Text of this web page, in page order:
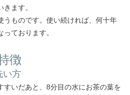
ます。
うものです。使い続ければ、何十年
ております。
徴
い方
すいだあと、8分目の水にお茶の葉を